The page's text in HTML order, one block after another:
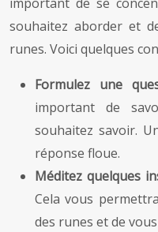
important de se
souhaitez aborder et
runes. Voici quelques
Formulez une
important de
souhaitez savoir.
réponse floue.
Méditez quelques
Cela vous
des runes et de